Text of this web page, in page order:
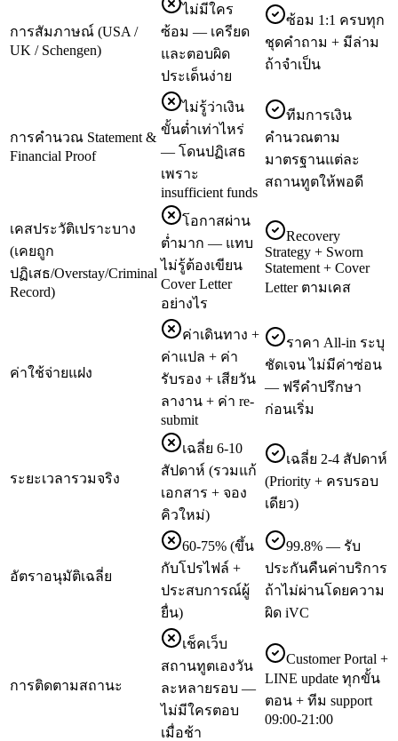
การสัมภาษณ์ (USA /
UK / Schengen)
ไม่มีใคร
ซ้อม — เครียด
และตอบผิด
ประเด็นง่าย
ซ้อม 1:1 ครบทุก
ชุดคำถาม + มีล่าม
ถ้าจำเป็น
การคำนวณ Statement &
Financial Proof
ไม่รู้ว่าเงิน
ขั้นต่ำเท่าไหร่
— โดนปฏิเสธ
เพราะ
insufficient funds
ทีมการเงิน
คำนวณตาม
มาตรฐานแต่ละ
สถานทูตให้พอดี
เคสประวัติเปราะบาง
(เคยถูก
ปฏิเสธ/Overstay/Criminal
Record)
โอกาสผ่าน
ต่ำมาก — แทบ
ไม่รู้ต้องเขียน
Cover Letter
อย่างไร
Recovery
Strategy + Sworn
Statement + Cover
Letter ตามเคส
ค่าใช้จ่ายแฝง
ค่าเดินทาง +
ค่าแปล + ค่า
รับรอง + เสียวัน
ลางาน + ค่า re-
submit
ราคา All-in ระบุ
ชัดเจน ไม่มีค่าซ่อน
— ฟรีคำปรึกษา
ก่อนเริ่ม
ระยะเวลารวมจริง
เฉลี่ย 6-10
สัปดาห์ (รวมแก้
เอกสาร + จอง
คิวใหม่)
เฉลี่ย 2-4 สัปดาห์
(Priority + ครบรอบ
เดียว)
อัตราอนุมัติเฉลี่ย
60-75% (ขึ้น
กับโปรไฟล์ +
ประสบการณ์ผู้
ยื่น)
99.8% — รับ
ประกันคืนค่าบริการ
ถ้าไม่ผ่านโดยความ
ผิด iVC
การติดตามสถานะ
เช็คเว็บ
สถานทูตเองวัน
ละหลายรอบ —
ไม่มีใครตอบ
เมื่อช้า
Customer Portal +
LINE update ทุกขั้น
ตอน + ทีม support
09:00-21:00